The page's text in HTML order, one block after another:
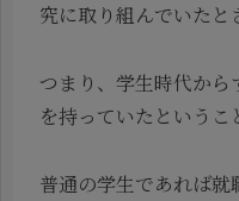
究に取り組んでいたと
つまり、学生時代か
を持っていたというこ
普通の学生であれば